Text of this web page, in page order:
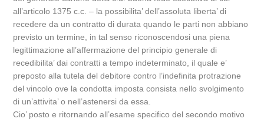
all’articolo 1375 c.c. – la possibilita’ dell’assoluta liberta’ di
recedere da un contratto di durata quando le parti non abbiano
previsto un termine, in tal senso riconoscendosi una piena
legittimazione all’affermazione del principio generale di
recedibilita’ dai contratti a tempo indeterminato, il quale e’
preposto alla tutela del debitore contro l’indefinita protrazione
del vincolo ove la condotta imposta consista nello svolgimento
di un’attivita’ o nell’astenersi da essa.
Cio’ posto e ritornando all’esame specifico del secondo motivo